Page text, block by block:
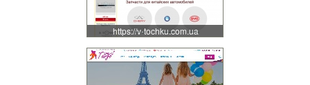
https://v-tochku.com.ua